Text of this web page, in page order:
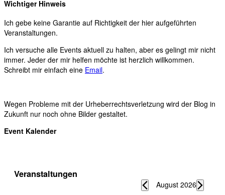
Wichtiger Hinweis
Ich gebe keine Garantie auf Richtigkeit der hier aufgeführten
Veranstaltungen.
Ich versuche alle Events aktuell zu halten, aber es gelingt mir nicht
immer. Jeder der mir helfen möchte ist herzlich willkommen.
Schreibt mir einfach eine Email.
Wegen Probleme mit der Urheberrechtsverletzung wird der Blog in
Zukunft nur noch ohne Bilder gestaltet.
Event Kalender
Veranstaltungen
August 2026